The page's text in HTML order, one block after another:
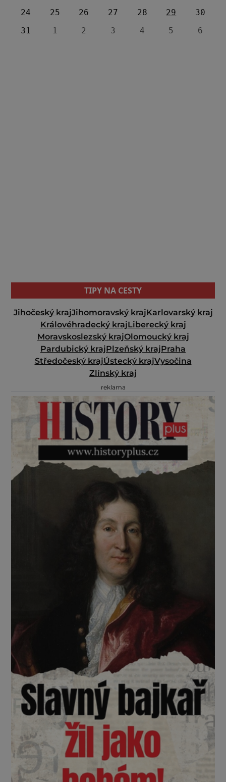
24
25 26 27 28 29
30
31
1 2 3 4 5 6
TIPY NA CESTY
Jihočeský krajJihomoravský krajKarlovarský kraj
Královéhradecký krajLiberecký kraj
Moravskoslezský krajOlomoucký kraj
Pardubický krajPlzeňský krajPraha
Středočeský krajÚstecký krajVysočina
Zlínský kraj
reklama